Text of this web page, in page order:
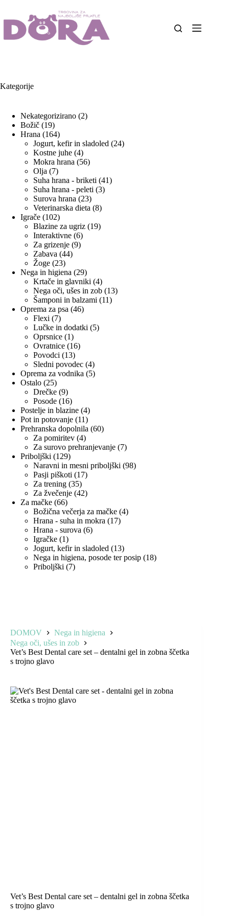
content
DOMOV
Nega in higiena
Nega oči, ušes in zob
Vet’s Best Dental care set – dentalni gel in zobna ščetka
s trojno glavo
Vet’s Best Dental care set – dentalni gel in zobna ščetka
s trojno glavo
Kategorije
Nekategorizirano 22
Božič 1919
izdelkov
Hrana 164164
izdelkov
Jogurt, kefir in sladoled 2424
Kostne juhe 44
izdelki
Mokra hrana 5656
Olja 77
izdelkov
Suha hrana - briketi 4141
Suha hrana - peleti 33
Surova hrana 2323
izdelkov
Veterinarska dieta 88
Igrače 102102
izdelka
Blazine za ugriz 1919
Interaktivne 66
izdelkov
Za grizenje 99
Zabava 4444
Žoge 2323
izdelkov
Nega in higiena 2929
izdelkov
Krtače in glavniki 44
izdelki
Nega oči, ušes in zob 1313
Šamponi in balzami 1111
Oprema za psa 4646
Flexi 77
izdelkov
Lučke in dodatki 55
Oprsnice 11
izdelek
Ovratnice 1616
Povodci 1313
izdelkov
Sledni povodec 44
izdelki
Oprema za vodnika 55
Ostalo 2525
izdelkov
Drečke 99
izdelkov
Posode 1616
izdelkov
Postelje in blazine 44
izdelki
Pot in potovanje 1111
izdelkov
Prehranska dopolnila 6060
Za pomiritev 44
izdelki
Za surovo prehranjevanje 77
Priboljški 129129
izdelkov
Naravni in mesni priboljški 9898
Pasji piškoti 1717
Za trening 3535
izdelkov
Za žvečenje 4242
Za mačke 6666
izdelkov
Božična večerja za mačke 44
Hrana - suha in mokra 1717
Hrana - surova 66
Igračke 11
izdelek
Jogurt, kefir in sladoled 1313
izdelkov
Nega in higiena, posode ter posip 1818
Priboljški 77